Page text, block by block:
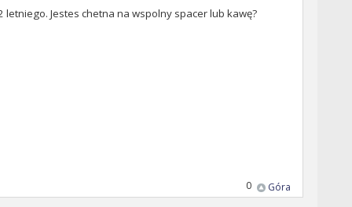
Jestes chetna na wspolny spacer lub kawę?
Góra
0